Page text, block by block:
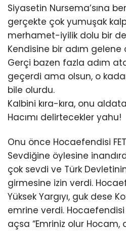
Siyasetin Nursema’sına
gerçekte çok yumuşak
merhamet-iyilik dolu bir
Kendisine bir adım gelene
Gerçi bazen fazla adım
geçerdi ama olsun, o kadar
bile olurdu.
Kalbini kıra-kıra, onu
Hacımı delirtecekler yahu!
Onu önce Hocaefendisi
Sevdiğine öylesine
çok sevdi ve Türk
girmesine izin verdi.
Yüksek Yargıyı, guk dese
emrine verdi. Hocaefendisi
açsa “Emriniz olur Hocam,